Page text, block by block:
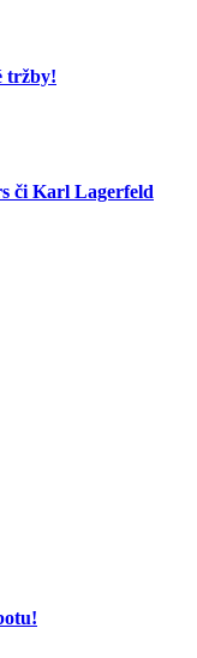
tržby!
či Karl Lagerfeld